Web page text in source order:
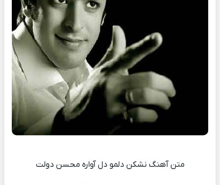
متن آهنگ نشکن دلمو دل آواره محسن دولت